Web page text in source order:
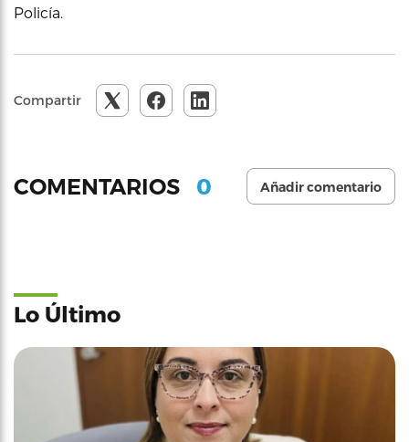
Policía.
Compartir
COMENTARIOS 0 Añadir comentario
Lo Último